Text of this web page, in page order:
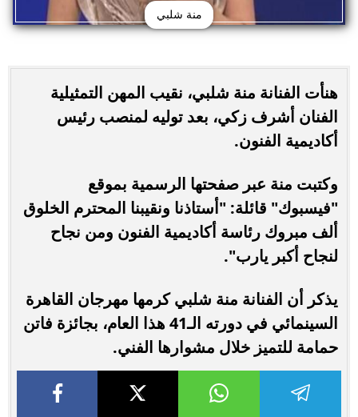
منة شلبي
هنأت الفنانة منة شلبي، نقيب المهن التمثيلية
الفنان أشرف زكي، بعد توليه لمنصب رئيس
أكاديمية الفنون.
وكتبت منة عبر صفحتها الرسمية بموقع
"فيسبوك" قائلة: "أستاذنا ونقيبنا المحترم الخلوق
ألف مبروك رئاسة أكاديمية الفنون ومن نجاح
لنجاح أكبر يارب".
يذكر أن الفنانة منة شلبي كرمها مهرجان القاهرة
السينمائي في دورته الـ41 هذا العام، بجائزة فاتن
حمامة للتميز خلال مشوارها الفني.